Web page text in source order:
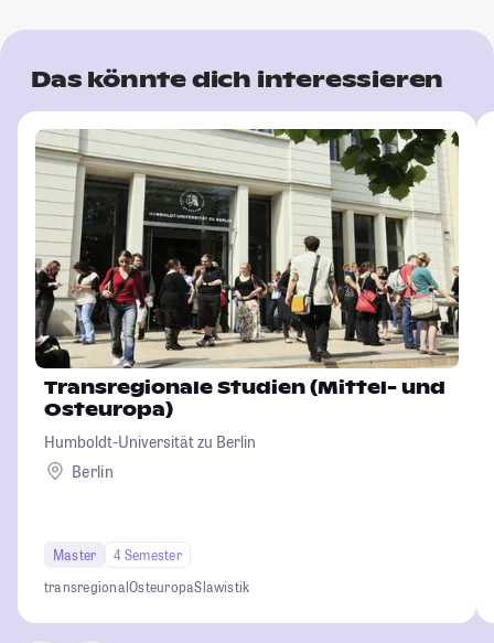
Das könnte dich interessieren
Transregionale Studien (Mittel- und
Osteuropa)
Humboldt-Universität zu Berlin
Berlin
Master
4 Semester
transregionalOsteuropaSlawistik